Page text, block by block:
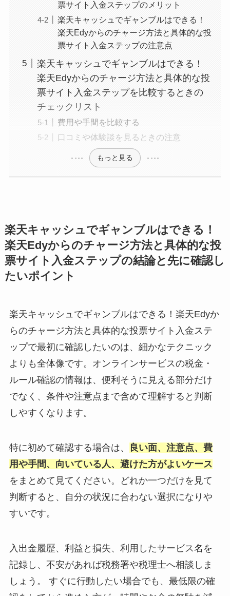
票サイト入金ステップのメリット
楽天キャッシュでギャンブルはできる！
楽天Edyからのチャージ方法と具体的な投
票サイト入金ステップの注意点
楽天キャッシュでギャンブルはできる！
楽天Edyからのチャージ方法と具体的な投
票サイト入金ステップを比較するときの
チェックリスト
費用や手間を比較する
口コミや体験談を見るときの注意
もっと見る
楽天キャッシュでギャンブルはできる！
楽天Edyからのチャージ方法と具体的な投
票サイト入金ステップの結論と先に確認し
たいポイント
楽天キャッシュでギャンブルはできる！楽天Edyか
らのチャージ方法と具体的な投票サイト入金ステ
ップで最初に確認したいのは、細かなテクニック
よりも全体像です。オンラインサービスの税金・
ルール確認の情報は、便利そうに見える部分だけ
でなく、条件や注意点まで含めて理解すると判断
しやすくなります。
特に初めて確認する場合は、
良い面、注意点、費
用や手間、向いている人、避けた方がよいケース
をまとめて見てください。どれか一つだけを見て
判断すると、自分の状況に合わない選択になりや
すいです。
入出金履歴、利益と損失、利用したサービス名を
記録し、不安があれば税務署や税理士へ相談しま
しょう。 すぐに行動したい場合でも、最低限の確